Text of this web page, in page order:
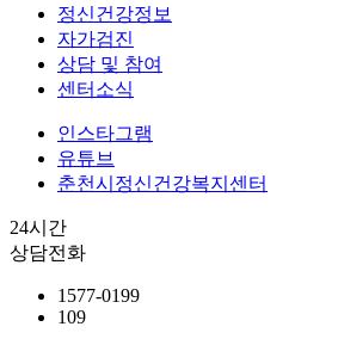
정신건강정보
자가검진
상담 및 참여
센터소식
인스타그램
유튜브
춘천시정신건강복지센터
24시간
상담전화
1577-0199
109